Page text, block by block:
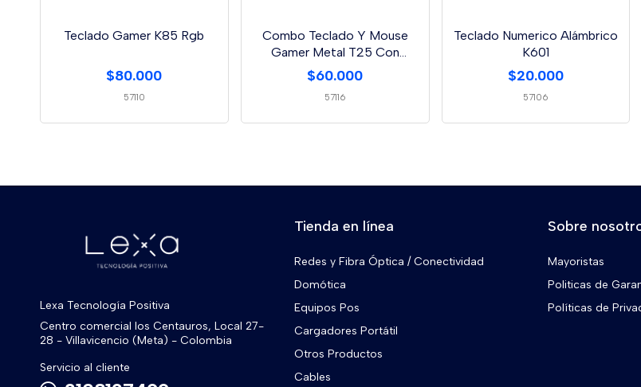
Teclado Gamer K85 Rgb
$80.000
57110
Combo Teclado Y Mouse
Gamer Metal T25 Con
Soporte
$60.000
57116
Teclado Numerico Alámbrico
K601
$20.000
57106
Lexa Tecnología Positiva
Centro comercial los Centauros, Local 27-
28 - Villavicencio (Meta) - Colombia
Servicio al cliente
Tienda en línea
Redes y Fibra Óptica / Conectividad
Domótica
Equipos Pos
Cargadores Portátil
Otros Productos
Cables
Sobre
Mayoristas
Politicas de
Políticas de